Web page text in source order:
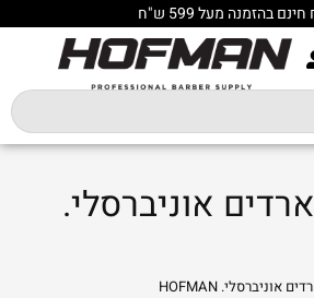
בהזמנה מעל 599 ש"ח
ל8 גארדים אוניברסלי.